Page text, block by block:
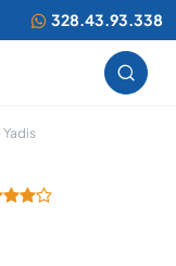
328.43.93.338
Yadis